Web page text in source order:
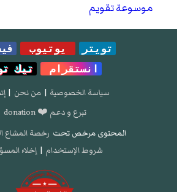
موسوعة تقويم
تويتر يوتيوب
انستقرام
تيك
سياسة الخصوصية | من نحن |
تبرع و دعم ❤️ donation
المحتوى مرخص تحت رخصة المشاع
شروط الإستخدام | إخلاء